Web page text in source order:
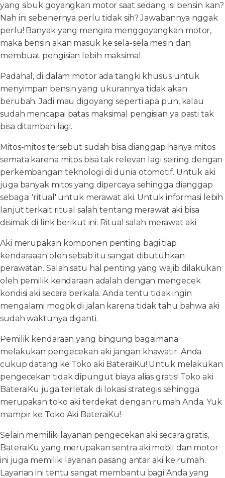
yang sibuk goyangkan motor saat sedang isi bensin kan?
Nah ini sebenernya perlu tidak sih? Jawabannya nggak
perlu! Banyak yang mengira menggoyangkan motor,
maka bensin akan masuk ke sela-sela mesin dan
membuat pengisian lebih maksimal.
Padahal, di dalam motor ada tangki khusus untuk
menyimpan bensin yang ukurannya tidak akan
berubah. Jadi mau digoyang seperti apa pun, kalau
sudah mencapai batas maksimal pengisian ya pasti tak
bisa ditambah lagi.
Mitos-mitos tersebut sudah bisa dianggap hanya mitos
semata karena mitos bisa tak relevan lagi seiring dengan
perkembangan teknologi di dunia otomotif. Untuk aki
juga banyak mitos yang dipercaya sehingga dianggap
sebagai 'ritual' untuk merawat aki. Untuk informasi lebih
lanjut terkait ritual salah tentang merawat aki bisa
disimak di link berikut ini: Ritual salah merawat aki
Aki merupakan komponen penting bagi tiap
kendaraaan oleh sebab itu sangat dibutuhkan
perawatan. Salah satu hal penting yang wajib dilakukan
oleh pemilik kendaraan adalah dengan mengecek
kondisi aki secara berkala. Anda tentu tidak ingin
mengalami mogok di jalan karena tidak tahu bahwa aki
sudah waktunya diganti.
Pemilik kendaraan yang bingung bagaimana
melakukan pengecekan aki jangan khawatir. Anda
cukup datang ke Toko aki BateraiKu! Untuk melakukan
pengecekan tidak dipungut biaya alias gratis! Toko aki
BateraiKu juga terletak di lokasi strategis sehingga
merupakan toko aki terdekat dengan rumah Anda. Yuk
mampir ke Toko Aki BateraiKu!
Selain memiliki layanan pengecekan aki secara gratis,
BateraiKu yang merupakan sentra aki mobil dan motor
ini juga memiliki layanan pasang antar aki ke rumah.
Layanan ini tentu sangat membantu bagi Anda yang